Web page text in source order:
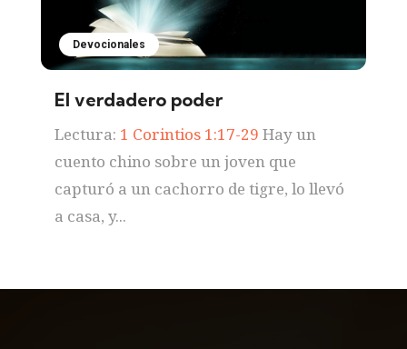
Devocionales
El verdadero poder
Lectura: 1 Corintios 1:17-29 Hay un
cuento chino sobre un joven que
capturó a un cachorro de tigre, lo llevó
a casa, y...